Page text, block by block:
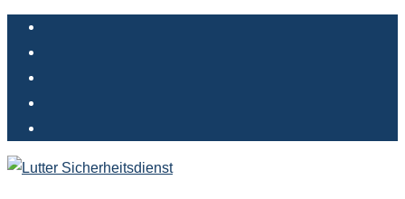
Zum
Inhalt
springen